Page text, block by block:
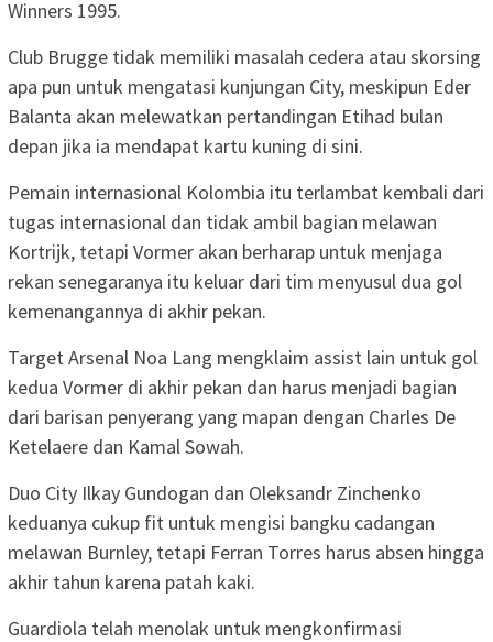
Winners 1995.
Club Brugge tidak memiliki masalah cedera atau skorsing
apa pun untuk mengatasi kunjungan City, meskipun Eder
Balanta akan melewatkan pertandingan Etihad bulan
depan jika ia mendapat kartu kuning di sini.
Pemain internasional Kolombia itu terlambat kembali dari
tugas internasional dan tidak ambil bagian melawan
Kortrijk, tetapi Vormer akan berharap untuk menjaga
rekan senegaranya itu keluar dari tim menyusul dua gol
kemenangannya di akhir pekan.
Target Arsenal Noa Lang mengklaim assist lain untuk gol
kedua Vormer di akhir pekan dan harus menjadi bagian
dari barisan penyerang yang mapan dengan Charles De
Ketelaere dan Kamal Sowah.
Duo City Ilkay Gundogan dan Oleksandr Zinchenko
keduanya cukup fit untuk mengisi bangku cadangan
melawan Burnley, tetapi Ferran Torres harus absen hingga
akhir tahun karena patah kaki.
Guardiola telah menolak untuk mengkonfirmasi